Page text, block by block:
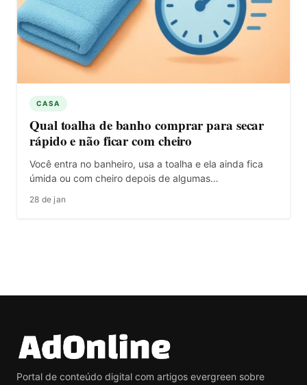
CASA
Qual toalha de banho comprar para secar
rápido e não ficar com cheiro
Você entra no banheiro, usa a toalha e ela ainda fica
úmida ou com cheiro depois de algumas…
28 de jan
Portal de conteúdo digital com artigos evergreen sobre